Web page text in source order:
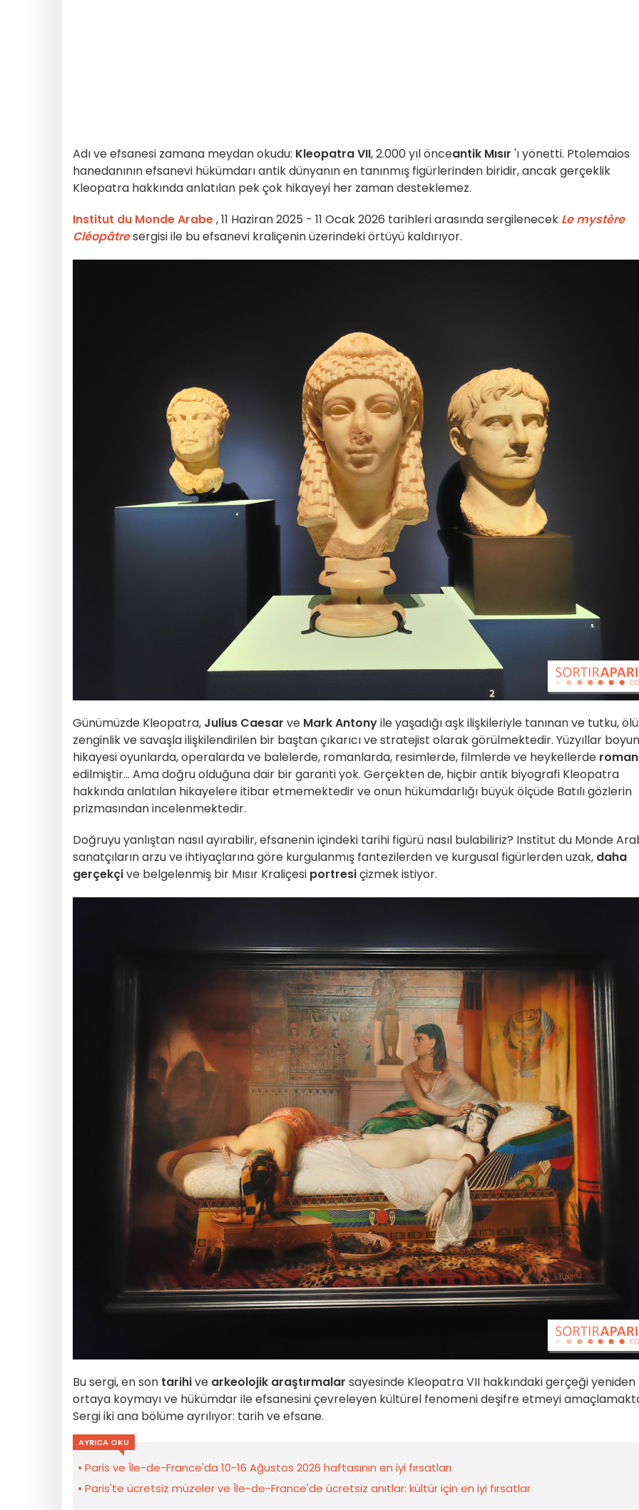
Adı ve efsanesi zamana meydan okudu: Kleopatra VII, 2.000 yıl önceantik Mısır 'ı yönetti. Ptolemaios
hanedanının efsanevi hükümdarı antik dünyanın en tanınmış figürlerinden biridir, ancak gerçeklik
Kleopatra hakkında anlatılan pek çok hikayeyi her zaman desteklemez.
Institut du Monde Arabe, 11 Haziran 2025 - 11 Ocak 2026 tarihleri arasında sergilenecek Le mystère
Cléopâtresergisi ile bu efsanevi kraliçenin üzerindeki örtüyü kaldırıyor.
Günümüzde Kleopatra, Julius Caesar ve Mark Antonyile yaşadığı aşk ilişkileriyle tanınan ve tutku,
zenginlik ve savaşla ilişkilendirilen bir baştan çıkarıcı ve stratejist olarak görülmektedir. Yüzyıllar
hikayesi oyunlarda, operalarda ve balelerde, romanlarda, resimlerde, filmlerde ve heykellerde
edilmiştir... Ama doğru olduğuna dair bir garanti yok. Gerçekten de, hiçbir antik biyografi Kleopatra
hakkında anlatılan hikayelere itibar etmemektedir ve onun hükümdarlığı büyük ölçüde Batılı gözlerin
prizmasından incelenmektedir.
Doğruyu yanlıştan nasıl ayırabilir, efsanenin içindeki tarihi figürü nasıl bulabiliriz? Institut du Monde
sanatçıların arzu ve ihtiyaçlarına göre kurgulanmış fantezilerden ve kurgusal figürlerden uzak, daha
gerçekçive belgelenmiş bir Mısır Kraliçesi portresiçizmek istiyor.
Bu sergi, en son tarihive arkeolojik araştırmalar sayesinde Kleopatra VII hakkındaki gerçeği yeniden
ortaya koymayı ve hükümdar ile efsanesini çevreleyen kültürel fenomeni deşifre etmeyi
Sergi iki ana bölüme ayrılıyor: tarih ve efsane.
AYRICA OKU
Paris ve Île-de-France'da 10-16 Ağustos 2026 haftasının en iyi fırsatları
Paris'te ücretsiz müzeler ve Île-de-France'de ücretsiz anıtlar: kültür için en iyi fırsatlar